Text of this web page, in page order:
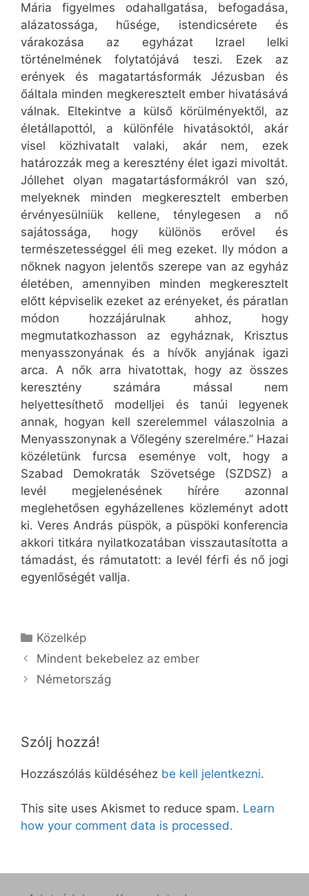
Mária figyelmes odahallgatása, befogadása,
alázatossága, hűsége, istendicsérete és
várakozása az egyházat Izrael lelki
történelmének folytatójává teszi. Ezek az
erények és magatartásformák Jézusban és
őáltala minden megkeresztelt ember hivatásává
válnak. Eltekintve a külső körülményektől, az
életállapottól, a különféle hivatásoktól, akár
visel közhivatalt valaki, akár nem, ezek
határozzák meg a keresztény élet igazi mivoltát.
Jóllehet olyan magatartásformákról van szó,
melyeknek minden megkeresztelt emberben
érvényesülniük kellene, ténylegesen a nő
sajátossága, hogy különös erővel és
természetességgel éli meg ezeket. Ily módon a
nőknek nagyon jelentős szerepe van az egyház
életében, amennyiben minden megkeresztelt
előtt képviselik ezeket az erényeket, és páratlan
módon hozzájárulnak ahhoz, hogy
megmutatkozhasson az egyháznak, Krisztus
menyasszonyának és a hívők anyjának igazi
arca. A nők arra hivatottak, hogy az összes
keresztény számára mással nem
helyettesíthető modelljei és tanúi legyenek
annak, hogyan kell szerelemmel válaszolnia a
Menyasszonynak a Vőlegény szerelmére.” Hazai
közéletünk furcsa eseménye volt, hogy a
Szabad Demokraták Szövetsége (SZDSZ) a
levél megjelenésének hírére azonnal
meglehetősen egyházellenes közleményt adott
ki. Veres András püspök, a püspöki konferencia
akkori titkára nyilatkozatában visszautasította a
támadást, és rámutatott: a levél férfi és nő jogi
egyenlőségét vallja.
Kategória
Közelkép
Mindent bekebelez az ember
Németország
Szólj hozzá!
Hozzászólás küldéséhez be kell jelentkezni.
This site uses Akismet to reduce spam. Learn
how your comment data is processed.